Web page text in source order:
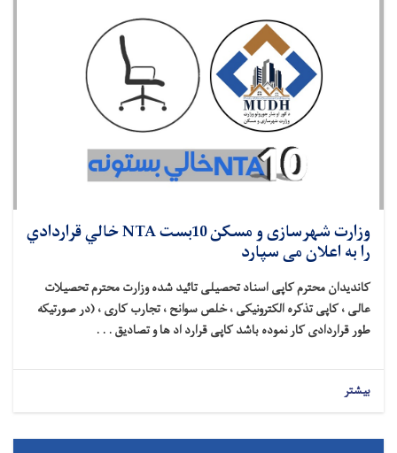
وزارت شهرسازی و مسکن 10بست NTA خالي قراردادي
را به اعلان می سپارد
کاندیدان محترم کاپی اسناد تحصیلی تائید شده وزارت محترم تحصیلات
عالی ، کاپی تذکره الکترونیکی ، خلص سوانح ، تجارب کاری ، (در صورتیکه
طور قراردادی کار نموده باشد کاپی قرارد اد ها و تصادیق . . .
بیشتر